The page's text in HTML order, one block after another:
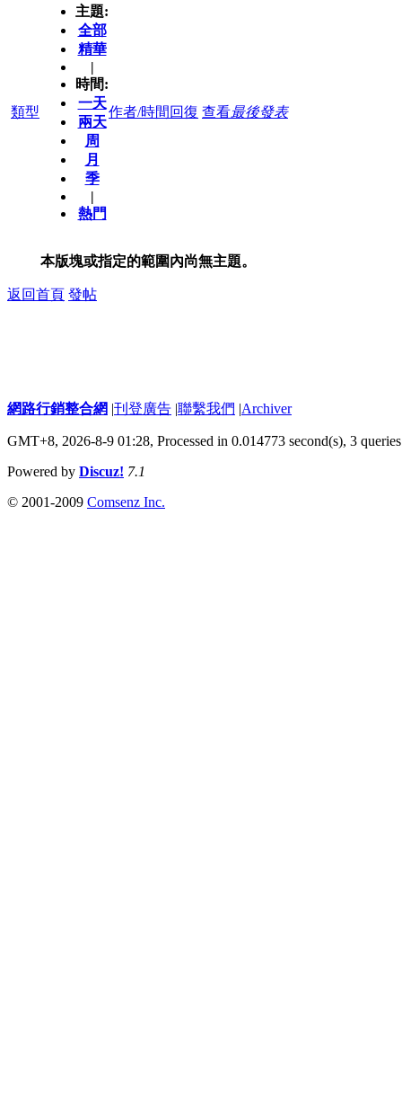
類型
主題:
全部
精華
|
時間:
一天
兩天
周
月
季
|
熱門
作者/時間 回復 查看最後發表
本版塊或指定的範圍內尚無主題。
返回首頁 發帖
網路行銷整合網 |刊登廣告 |聯繫我們 |Archiver
GMT+8, 2026-8-9 01:28, Processed in 0.014773 second(s), 3 queries
Powered by Discuz! 7.1
© 2001-2009 Comsenz Inc.